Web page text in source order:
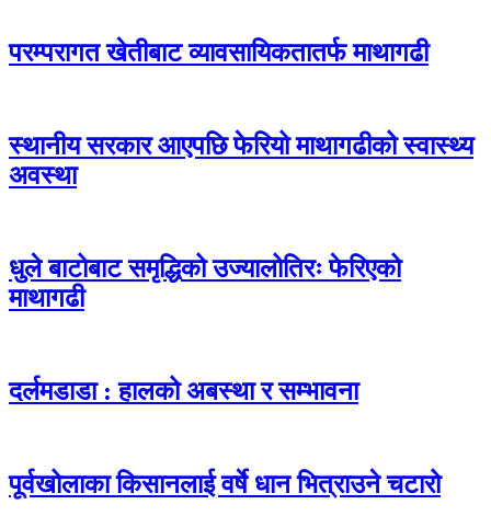
परम्परागत खेतीबाट व्यावसायिकतातर्फ माथागढी
स्थानीय सरकार आएपछि फेरियो माथागढीको स्वास्थ्य
अवस्था
धुले बाटोबाट समृद्धिको उज्यालोतिरः फेरिएको
माथागढी
दर्लमडाडा : हालको अबस्था र सम्भावना
पूर्वखोलाका किसानलाई वर्षे धान भित्राउने चटारो